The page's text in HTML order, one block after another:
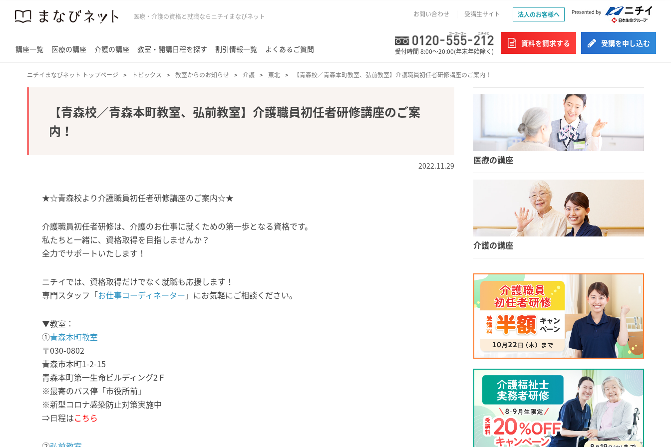
医療・介護の資格と就職ならニチイまなびネット お問い合わせ 受講生サイト 法人のお客様へ
講座一覧 医療の講座 介護の講座 教室・開講日程を探す 割引情報一覧 よくあるご質問 受付時間 8:00～20:00(年末年始除く)
資料を請求する 受講を申し込む
ニチイまなびネット トップページ トピックス 教室からのお知らせ 介護 東北 【青森校／青森本町教室、弘前教室】介護職員初任者研修講座のご案内！
【青森校／青森本町教室、弘前教室】介護職員初任者研修講座のご案
内！
2022.11.29
★☆青森校より介護職員初任者研修講座のご案内☆★
介護職員初任者研修は、介護のお仕事に就くための第一歩となる資格です。
私たちと一緒に、資格取得を目指しませんか？
全力でサポートいたします！
ニチイでは、資格取得だけでなく就職も応援します！
専門スタッフ「お仕事コーディネーター 」にお気軽にご相談ください。
▼教室：
①青森本町教室
〒030-0802
青森市本町1-2-15
青森本町第一生命ビルディング2Ｆ
※最寄のバス停「市役所前」
※新型コロナ感染防止対策実施中
⇒日程はこちら
医療の講座
介護の講座